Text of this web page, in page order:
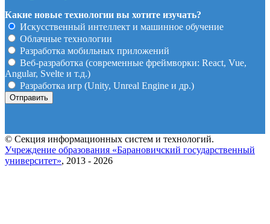
Какие новые технологии вы хотите изучать?
Искусственный интеллект и машинное обучение
Облачные технологии
Разработка мобильных приложений
Веб-разработка (современные фреймворки: React, Vue,
Angular, Svelte и т.д.)
Разработка игр (Unity, Unreal Engine и др.)
© Секция информационных систем и технологий.
Учреждение образования «Барановичский государственный
университет», 2013 - 2026